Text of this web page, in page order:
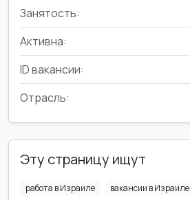
Занятость:
Активна:
ID вакансии:
Отрасль:
Эту страницу ищут
работа в Израиле
вакансии в Израиле